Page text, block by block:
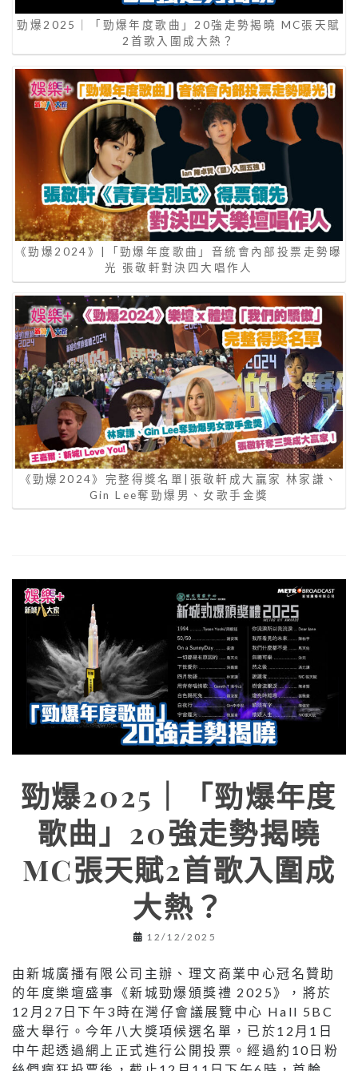
勁爆2025｜「勁爆年度歌曲」20強走勢揭曉 MC張天賦
2首歌入圍成大熱？
《勁爆2024》|「勁爆年度歌曲」音統會內部投票走勢曝
光 張敬軒對決四大唱作人
《勁爆2024》完整得獎名單|張敬軒成大贏家 林家謙、
Gin Lee奪勁爆男、女歌手金獎
勁爆2025｜「勁爆年度
歌曲」20強走勢揭曉
MC張天賦2首歌入圍成
大熱？
12/12/2025
由新城廣播有限公司主辦、理文商業中心冠名贊助
的年度樂壇盛事《新城勁爆頒獎禮 2025》，將於
12月27日下午3時在灣仔會議展覽中心 Hall 5BC
盛大舉行。今年八大獎項候選名單，已於12月1日
中午起透過網上正式進行公開投票。經過約10日粉